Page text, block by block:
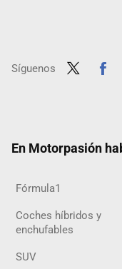
Síguenos
En Motorpasión
Fórmula1
Coches híbridos y
enchufables
SUV